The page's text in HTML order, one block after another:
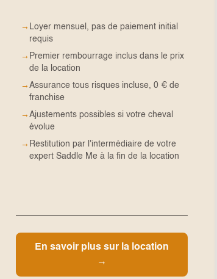
→ Loyer mensuel, pas de paiement initial
requis
→ Premier rembourrage inclus dans le prix
de la location
→ Assurance tous risques incluse, 0 € de
franchise
→ Ajustements possibles si votre cheval
évolue
→ Restitution par l'intermédiaire de votre
expert Saddle Me à la fin de la location
En savoir plus sur la location
→